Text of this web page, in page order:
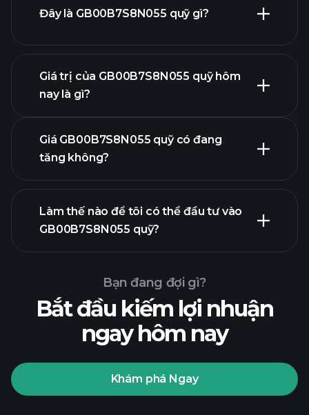
Đây là GB00B7S8N055 quỹ gì?
Giá trị của GB00B7S8N055 quỹ hôm
nay là gì?
Giá GB00B7S8N055 quỹ có đang
tăng không?
Làm thế nào để tôi có thể đầu tư vào
GB00B7S8N055 quỹ?
Playtrade Tournaments
Bạn đang đợi gì?
Bắt đầu kiếm lợi nhuận
ngay hôm nay
Khám phá Ngay